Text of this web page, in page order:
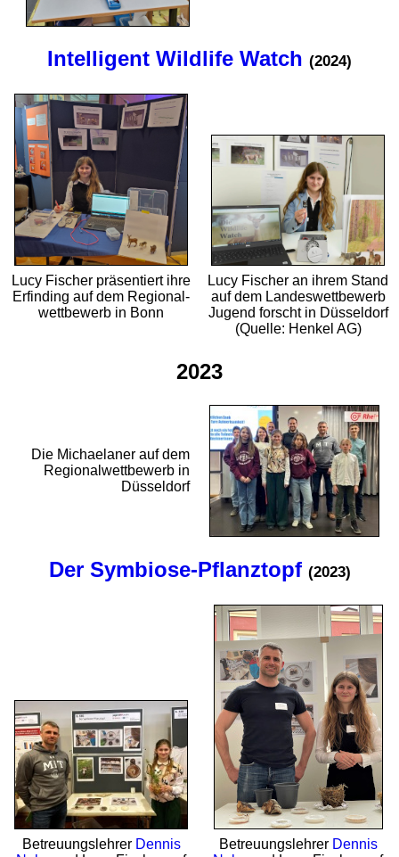
Intelligent Wildlife Watch (2024)
Lucy Fischer präsentiert ihre
Erfinding auf dem Regional­
wett­bewerb in Bonn
Lucy Fischer an ihrem Stand
auf dem Landes­wett­bewerb
Jugend forscht in Düsseldorf
(Quelle: Henkel AG)
2023
Die Michaelaner auf dem
Regional­wett­bewerb in
Düsseldorf
Der Symbiose-Pflanztopf (2023)
Betreuungs­lehrer Dennis
Betreuungs­lehrer Dennis